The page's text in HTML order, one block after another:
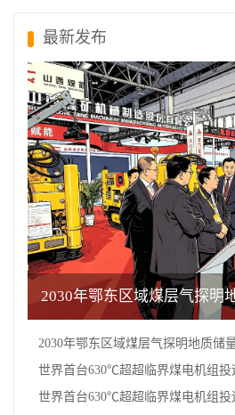
最新发布
2030年鄂东区域煤层气探明
2030年鄂东区域煤层气探明地质储
世界首台630℃超超临界煤电机组投
世界首台630℃超超临界煤电机组投